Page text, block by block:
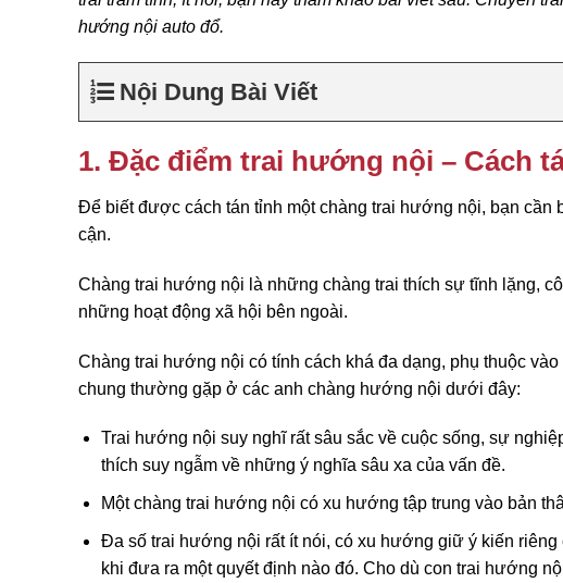
hướng nội auto đổ.
Nội Dung Bài Viết
1. Đặc điểm trai hướng nội – Cách
Để biết được cách tán tỉnh một chàng trai hướng nội, bạn cần
cận.
Chàng trai hướng nội là những chàng trai thích sự tĩnh lặng,
những hoạt động xã hội bên ngoài.
Chàng trai hướng nội có tính cách khá đa dạng, phụ thuộc
chung thường gặp ở các anh chàng hướng nội dưới đây:
Trai hướng nội suy nghĩ rất sâu sắc về cuộc sống, sự
thích suy ngẫm về những ý nghĩa sâu xa của vấn đề.
Một chàng trai hướng nội có xu hướng tập trung vào bản
Đa số trai hướng nội rất ít nói, có xu hướng giữ ý kiến
khi đưa ra một quyết định nào đó. Cho dù con trai hướng